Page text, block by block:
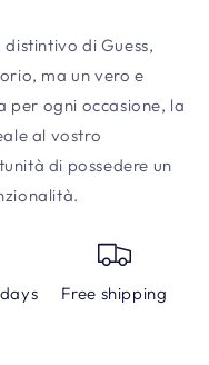
di Guess,
ma un vero e
per ogni occasione, la
al vostro
di possedere un
Free shipping